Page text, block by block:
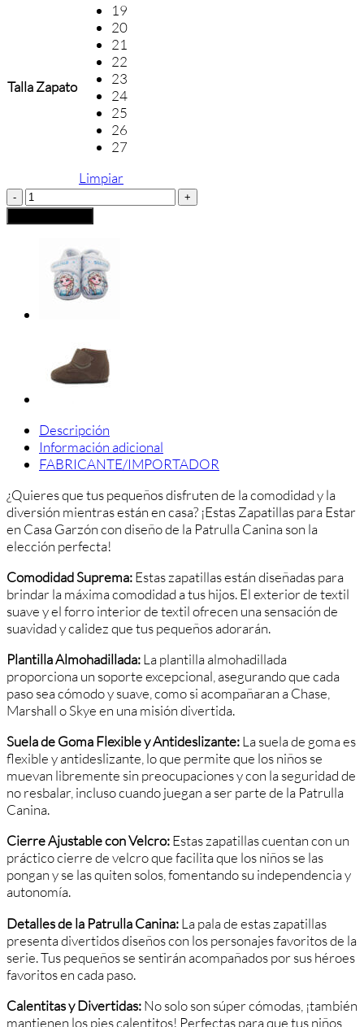
Talla Zapato
19
20
21
22
23
24
25
26
27
Limpiar
Zapatillas
de
Casa
Patrulla
Canina
Niños
–
Diversión
cantidad
Descripción
Información adicional
FABRICANTE/IMPORTADOR
¿Quieres que tus pequeños disfruten de la comodidad y la
diversión mientras están en casa? ¡Estas Zapatillas para Estar
en Casa Garzón con diseño de la Patrulla Canina son la
elección perfecta!
Comodidad Suprema:Estas zapatillas están diseñadas para
brindar la máxima comodidad a tus hijos. El exterior de textil
suave y el forro interior de textil ofrecen una sensación de
suavidad y calidez que tus pequeños adorarán.
Plantilla Almohadillada:La plantilla almohadillada
proporciona un soporte excepcional, asegurando que cada
paso sea cómodo y suave, como si acompañaran a Chase,
Marshall o Skye en una misión divertida.
Suela de Goma Flexible y Antideslizante:La suela de goma es
flexible y antideslizante, lo que permite que los niños se
muevan libremente sin preocupaciones y con la seguridad de
no resbalar, incluso cuando juegan a ser parte de la Patrulla
Canina.
Cierre Ajustable con Velcro:Estas zapatillas cuentan con un
práctico cierre de velcro que facilita que los niños se las
pongan y se las quiten solos, fomentando su independencia y
autonomía.
Detalles de la Patrulla Canina:La pala de estas zapatillas
presenta divertidos diseños con los personajes favoritos de la
serie. Tus pequeños se sentirán acompañados por sus héroes
favoritos en cada paso.
Calentitas y Divertidas:No solo son súper cómodas, ¡también
mantienen los pies calentitos! Perfectas para que tus niños